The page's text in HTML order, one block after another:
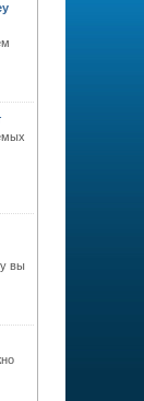
вы